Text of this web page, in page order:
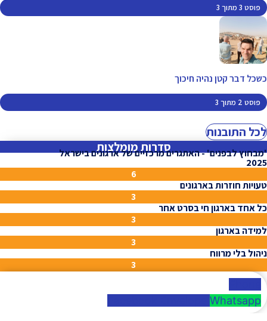
פוסט 3 מתוך 3
כשכל דבר קטן נהיה חיכוך
פוסט 2 מתוך 3
לכל התובנות
סדרות מומלצות
'מבחוץ לבפנים' - האתגרים מרכזיים של ארגונים בישראל
2025
6
טעויות חוזרות בארגונים
3
כל אחד בארגון חי בסרט אחר
3
למידה בארגון
3
ניהול בלי מרווח
3
Whatsapp